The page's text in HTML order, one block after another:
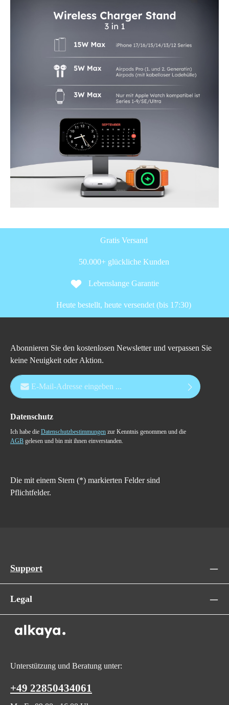
Gratis Versand
50.000+ glückliche Kunden
Lebenslange Garantie
Heute bestellt, heute versendet (bis 17:30)
Abonnieren Sie den kostenlosen Newsletter und verpassen Sie
keine Neuigkeit oder Aktion.
E-Mail-Adresse*
Datenschutz
Ich habe die Datenschutzbestimmungen zur Kenntnis genommen und die
AGB gelesen und bin mit ihnen einverstanden.
Die mit einem Stern (*) markierten Felder sind
Pflichtfelder.
Support
Legal
Unterstützung und Beratung unter:
+49 22850434061